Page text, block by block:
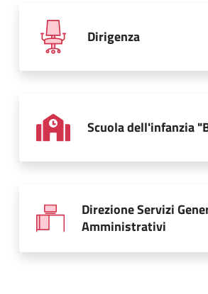
Dirigenza
Scuola dell'infanzia
Direzione Servizi
Amministrativi